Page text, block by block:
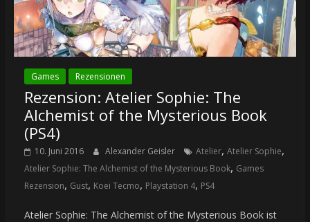
Games Rezensionen
Rezension: Atelier Sophie: The
Alchemist of the Mysterious Book
(PS4)
10. Juni 2016 Alexander Geisler Atelier, Atelier Sophie,
Atelier Sophie: The Alchemist of the Mysterious Book, Games
Rezension, Gust, Koei Tecmo, Playstation 4, PS4
Atelier Sophie: The Alchemist of the Mysterious Book ist